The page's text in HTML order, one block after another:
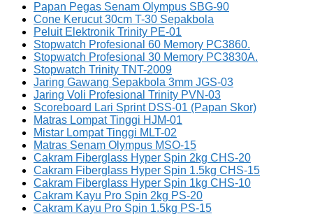
Papan Pegas Senam Olympus SBG-90
Cone Kerucut 30cm T-30 Sepakbola
Peluit Elektronik Trinity PE-01
Stopwatch Profesional 60 Memory PC3860.
Stopwatch Profesional 30 Memory PC3830A.
Stopwatch Trinity TNT-2009
Jaring Gawang Sepakbola 3mm JGS-03
Jaring Voli Profesional Trinity PVN-03
Scoreboard Lari Sprint DSS-01 (Papan Skor)
Matras Lompat Tinggi HJM-01
Mistar Lompat Tinggi MLT-02
Matras Senam Olympus MSO-15
Cakram Fiberglass Hyper Spin 2kg CHS-20
Cakram Fiberglass Hyper Spin 1.5kg CHS-15
Cakram Fiberglass Hyper Spin 1kg CHS-10
Cakram Kayu Pro Spin 2kg PS-20
Cakram Kayu Pro Spin 1.5kg PS-15